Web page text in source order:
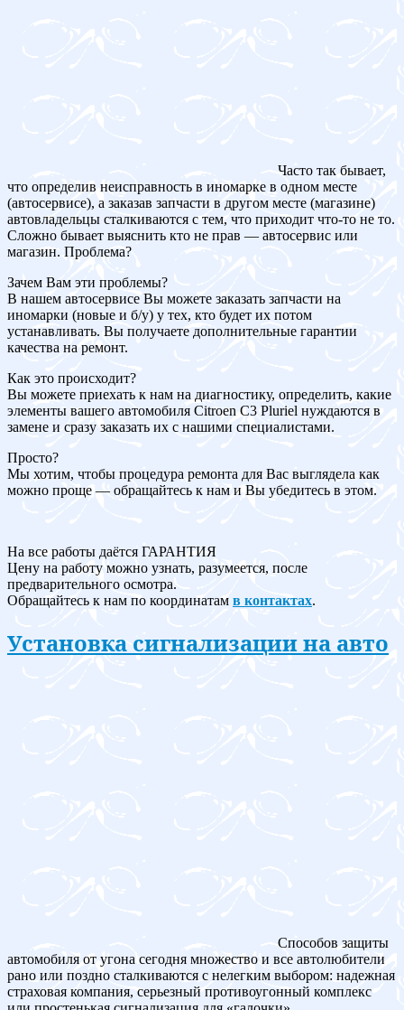
Часто так бывает,
что определив неисправность в иномарке в одном месте
(автосервисе), а заказав запчасти в другом месте (магазине)
автовладельцы сталкиваются с тем, что приходит что-то не то.
Сложно бывает выяснить кто не прав — автосервис или
магазин. Проблема?
Зачем Вам эти проблемы?
В нашем автосервисе Вы можете заказать запчасти на
иномарки (новые и б/у) у тех, кто будет их потом
устанавливать. Вы получаете дополнительные гарантии
качества на ремонт.
Как это происходит?
Вы можете приехать к нам на диагностику, определить, какие
элементы вашего автомобиля Citroen C3 Pluriel нуждаются в
замене и сразу заказать их с нашими специалистами.
Просто?
Мы хотим, чтобы процедура ремонта для Вас выглядела как
можно проще — обращайтесь к нам и Вы убедитесь в этом.
На все работы даётся ГАРАНТИЯ
Цену на работу можно узнать, разумеется, после
предварительного осмотра.
Обращайтесь к нам по координатам в контактах.
Установка сигнализации на авто
Способов защиты
автомобиля от угона сегодня множество и все автолюбители
рано или поздно сталкиваются с нелегким выбором: надежная
страховая компания, серьезный противоугонный комплекс